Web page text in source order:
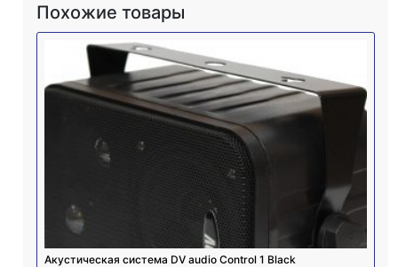
Похожие товары
Акустическая система DV audio Control 1 Black